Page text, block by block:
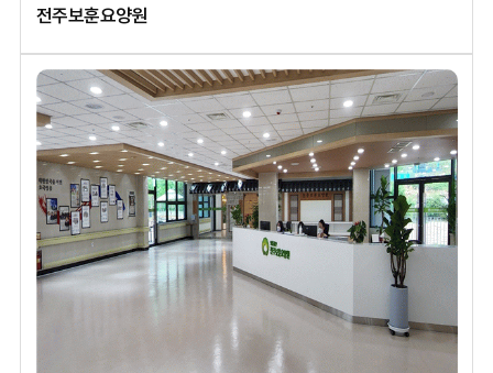
전주보훈요양원